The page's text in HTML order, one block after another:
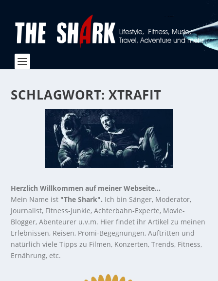
SCHLAGWORT:XTRAFIT
Herzlich Willkommen auf meiner Webseite...
Mein Name ist "The Shark". Ich bin Sänger, Moderator,
Journalist, Fitness-Junkie, Achterbahn-Experte, Movie-
Blogger, Abenteurer u.v.m. Hier findet ihr Artikel zu meinen
Erlebnissen, Reisen, Promi-Begegnungen, Auftritten und
natürlich viele Tipps zu Filmen, Konzerten, Trends, Fitness,
Ernährung, etc.